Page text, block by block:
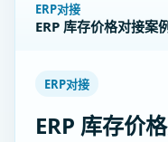
ERP对接
ERP 库存价格对接案例
ERP对接
ERP 库存价